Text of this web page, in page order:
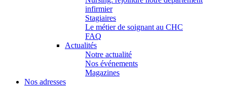
infirmier
Stagiaires
Le métier de soignant au CHC
FAQ
Actualités
Notre actualité
Nos événements
Magazines
Nos adresses